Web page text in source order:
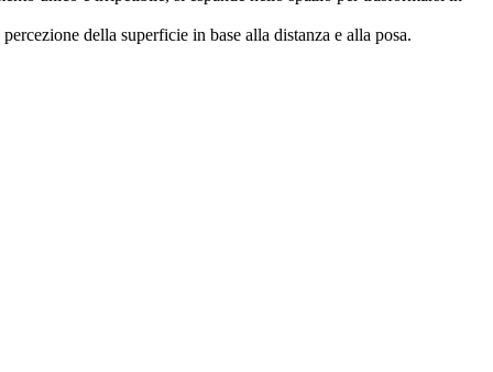
della superficie in base alla distanza e alla posa.